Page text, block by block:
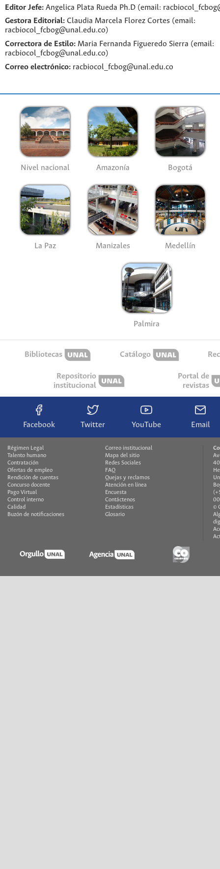
Editor Jefe: Angelica Plata Rueda Ph.D (email:
Gestora Editorial: Claudia Marcela Florez Cortes (email:
racbiocol_fcbog@unal.edu.co)
Correctora de Estilo: Maria Fernanda Figueredo Sierra (email:
racbiocol_fcbog@unal.edu.co)
Correo electrónico: racbiocol_fcbog@unal.edu.co
Nivel nacional Amazonía Bogotá
La Paz Manizales Medellín
Palmira
Bibliotecas Catálogo
Repositorio
institucional
Portal de
revistas
Facebook Twitter YouTube Email
Régimen Legal
Talento humano
Contratación
Ofertas de empleo
Rendición de cuentas
Concurso docente
Pago Virtual
Control interno
Calidad
Buzón de notificaciones
Correo institucional
Mapa del sitio
Redes Sociales
FAQ
Quejas y reclamos
Atención en línea
Encuesta
Contáctenos
Estadísticas
Glosario
©